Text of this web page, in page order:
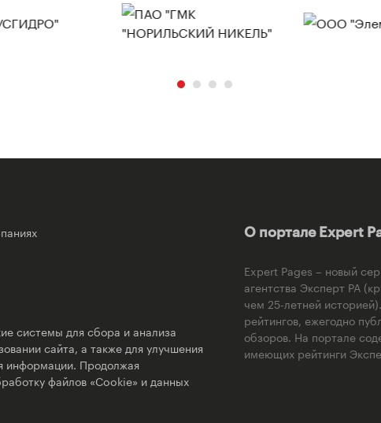
системы для сбора и анализа
сайта, а также для улучшения
информации. Продолжая
файлов «Cookie» и данных
О портале Expert
Expert Pages – новый
агентства Эксперт РА
чем 25-летней
рейтингов, ежегодно
обзоров. На портале
имеющих рейтинги